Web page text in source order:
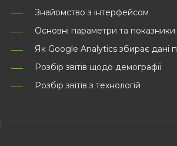
Знайомство з інтерфейсом
Основні параметри та показники
Як Google Analytics збирає дані
Розбір звітів щодо демографії
Розбір звітів з технологій